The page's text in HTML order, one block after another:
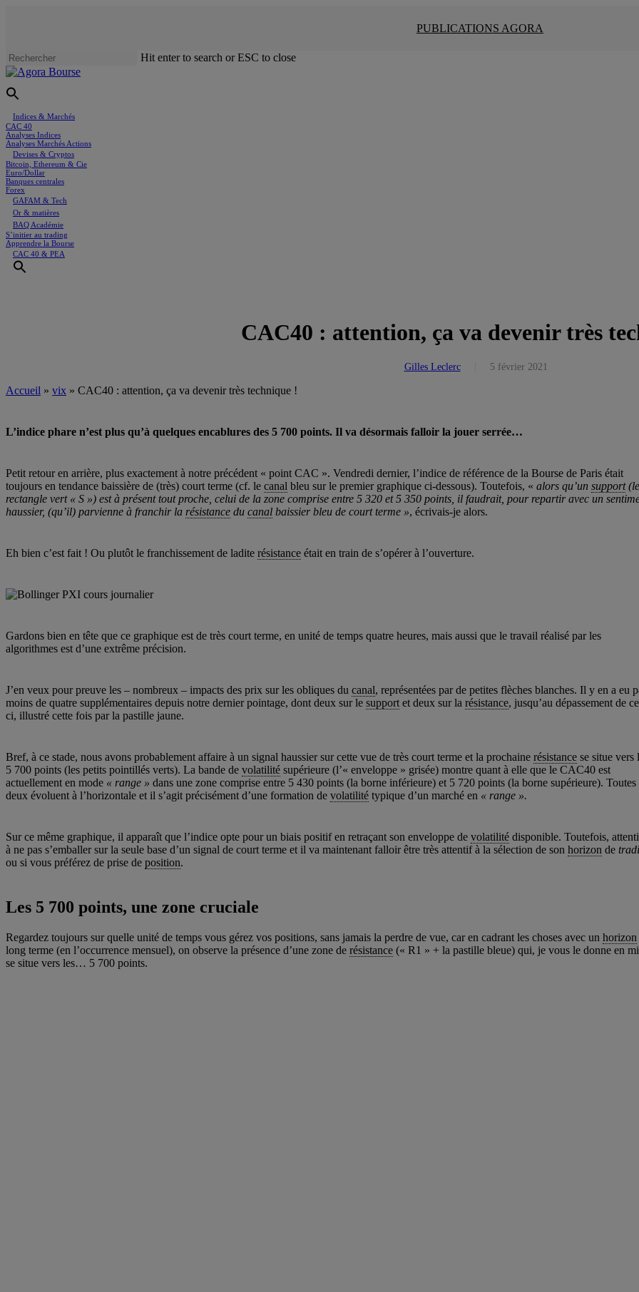
PUBLICATIONS AGORA
Hit enter to search or ESC to close
Close
Menu
Indices & Marchés
CAC 40
Analyses Indices
Analyses Marchés Actions
Devises & Cryptos
Bitcoin, Ethereum & Cie
Euro/Dollar
Banques centrales
Forex
GAFAM & Tech
Or & matières
BAQ Académie
S’initier au trading
Apprendre la Bourse
CAC 40 & PEA
CAC40 : attention, ça va devenir très
Gilles Leclerc 5 février 2021
Accueil » vix » CAC40 : attention, ça va devenir très technique !
L’indice phare n’est plus qu’à quelques encablures des 5 700 points. Il va désormais falloir la jouer serrée…
Petit retour en arrière, plus exactement à notre précédent « point CAC ». Vendredi dernier, l’indice de référence de la Bourse de Paris était
toujours en tendance baissière de (très) court terme (cf. le canal bleu sur le premier graphique ci-dessous). Toutefois, « alors qu’un support(le
rectangle vert « S ») est à présent tout proche, celui de la zone comprise entre 5 320 et 5 350 points, il faudrait, pour repartir avec un
haussier, (qu’il) parvienne à franchir la résistance du canal baissier bleu de court terme », écrivais-je alors.
Eh bien c’est fait ! Ou plutôt le franchissement de ladite résistance était en train de s’opérer à l’ouverture.
Gardons bien en tête que ce graphique est de très court terme, en unité de temps quatre heures, mais aussi que le travail réalisé par les
algorithmes est d’une extrême précision.
J’en veux pour preuve les – nombreux – impacts des prix sur les obliques du canal, représentées par de petites flèches blanches. Il y en a eu
moins de quatre supplémentaires depuis notre dernier pointage, dont deux sur le support et deux sur la résistance, jusqu’au dépassement de
ci, illustré cette fois par la pastille jaune.
Bref, à ce stade, nous avons probablement affaire à un signal haussier sur cette vue de très court terme et la prochaine résistance se situe vers
5 700 points (les petits pointillés verts). La bande de volatilité supérieure (l’« enveloppe » grisée) montre quant à elle que le CAC40 est
actuellement en mode « range » dans une zone comprise entre 5 430 points (la borne inférieure) et 5 720 points (la borne supérieure). Toutes
deux évoluent à l’horizontale et il s’agit précisément d’une formation de volatilité typique d’un marché en « range ».
Sur ce même graphique, il apparaît que l’indice opte pour un biais positif en retraçant son enveloppe de volatilité disponible. Toutefois,
à ne pas s’emballer sur la seule base d’un signal de court terme et il va maintenant falloir être très attentif à la sélection de son horizon de
ou si vous préférez de prise de position.
Les 5 700 points, une zone cruciale
Regardez toujours sur quelle unité de temps vous gérez vos positions, sans jamais la perdre de vue, car en cadrant les choses avec un horizon
long terme (en l’occurrence mensuel), on observe la présence d’une zone de résistance (« R1 » + la pastille bleue) qui, je vous le donne en
se situe vers les… 5 700 points.